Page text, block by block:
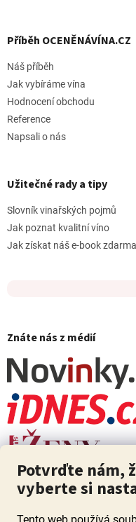
Potvrďte nám,
vyberte si
Příběh OCENĚNÁVÍNA.CZ
Náš příběh
Jak vybíráme vína
Hodnocení obchodu
Reference
Napsali o nás
Užitečné rady a tipy
Slovník vinařských pojmů
Jak poznat kvalitní víno
Jak získat náš e-book
Znáte nás z médií